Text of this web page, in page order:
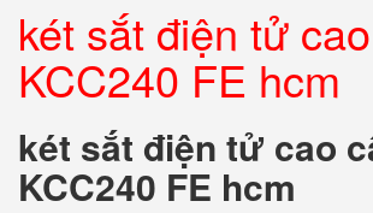
két sắt điện tử
KCC240 FE hcm
két sắt điện tử cao
KCC240 FE hcm